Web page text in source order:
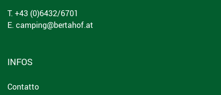
T. +43 (0)6432/6701
E. camping@bertahof.at
INFOS
Contatto